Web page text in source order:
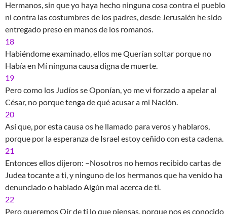
Hermanos, sin que yo haya hecho ninguna cosa contra el pueblo
ni contra las costumbres de los padres, desde Jerusalén he sido
entregado preso en manos de los romanos.
18
Habiéndome examinado, ellos me Querían soltar porque no
Había en Mí ninguna causa digna de muerte.
19
Pero como los Judíos se Oponían, yo me vi forzado a apelar al
César, no porque tenga de qué acusar a mi Nación.
20
Así que, por esta causa os he llamado para veros y hablaros,
porque por la esperanza de Israel estoy ceñido con esta cadena.
21
Entonces ellos dijeron: –Nosotros no hemos recibido cartas de
Judea tocante a ti, y ninguno de los hermanos que ha venido ha
denunciado o hablado Algún mal acerca de ti.
22
Pero queremos Oír de ti lo que piensas, porque nos es conocido